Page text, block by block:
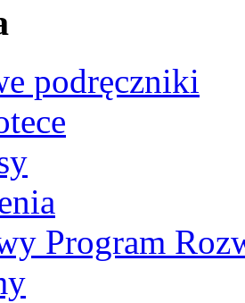
podręczniki
Program